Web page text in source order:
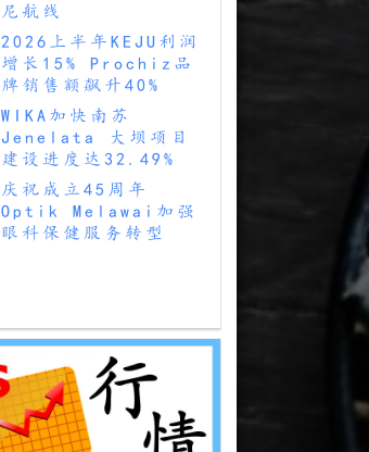
尼航线
2026上半年KEJU利润
增长15% Prochiz品
牌销售额飙升40%
WIKA加快南苏
Jenelata 大坝项目
建设进度达32.49%
庆祝成立45周年
Optik Melawai加强
眼科保健服务转型